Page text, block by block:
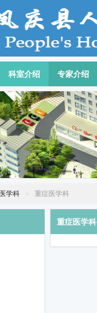
科室介绍 专家介绍
学科 重症医学科
重症医学科